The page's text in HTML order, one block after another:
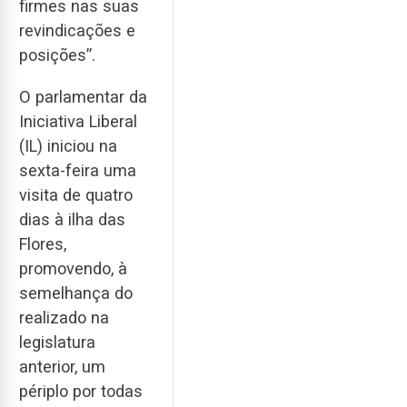
firmes nas suas
revindicações e
posições”.
O parlamentar da
Iniciativa Liberal
(IL) iniciou na
sexta-feira uma
visita de quatro
dias à ilha das
Flores,
promovendo, à
semelhança do
realizado na
legislatura
anterior, um
périplo por todas